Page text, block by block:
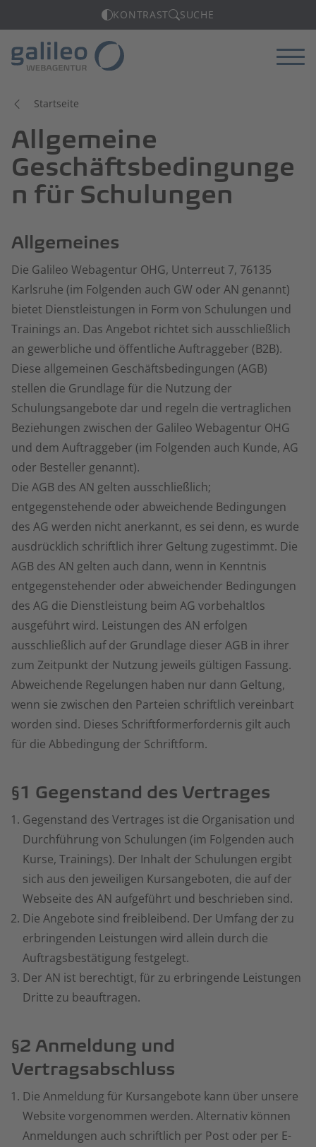
KONTRAST SUCHE
Startseite
Allgemeine
Geschäftsbedingunge
n für Schulungen
Allgemeines
Die Galileo Webagentur OHG, Unterreut 7, 76135
Karlsruhe (im Folgenden auch GW oder AN genannt)
bietet Dienstleistungen in Form von Schulungen und
Trainings an. Das Angebot richtet sich ausschließlich
an gewerbliche und öffentliche Auftraggeber (B2B).
Diese allgemeinen Geschäftsbedingungen (AGB)
stellen die Grundlage für die Nutzung der
Schulungsangebote dar und regeln die vertraglichen
Beziehungen zwischen der Galileo Webagentur OHG
und dem Auftraggeber (im Folgenden auch Kunde, AG
oder Besteller genannt).
Die AGB des AN gelten ausschließlich;
entgegenstehende oder abweichende Bedingungen
des AG werden nicht anerkannt, es sei denn, es wurde
ausdrücklich schriftlich ihrer Geltung zugestimmt. Die
AGB des AN gelten auch dann, wenn in Kenntnis
entgegenstehender oder abweichender Bedingungen
des AG die Dienstleistung beim AG vorbehaltlos
ausgeführt wird. Leistungen des AN erfolgen
ausschließlich auf der Grundlage dieser AGB in ihrer
zum Zeitpunkt der Nutzung jeweils gültigen Fassung.
Abweichende Regelungen haben nur dann Geltung,
wenn sie zwischen den Parteien schriftlich vereinbart
worden sind. Dieses Schriftformerfordernis gilt auch
für die Abbedingung der Schriftform.
§1 Gegenstand des Vertrages
Gegenstand des Vertrages ist die Organisation und
Durchführung von Schulungen (im Folgenden auch
Kurse, Trainings). Der Inhalt der Schulungen ergibt
sich aus den jeweiligen Kursangeboten, die auf der
Webseite des AN aufgeführt und beschrieben sind.
Die Angebote sind freibleibend. Der Umfang der zu
erbringenden Leistungen wird allein durch die
Auftragsbestätigung festgelegt.
Der AN ist berechtigt, für zu erbringende Leistungen
Dritte zu beauftragen.
§2 Anmeldung und
Vertragsabschluss
Die Anmeldung für Kursangebote kann über unsere
Website vorgenommen werden. Alternativ können
Anmeldungen auch schriftlich per Post oder per E-